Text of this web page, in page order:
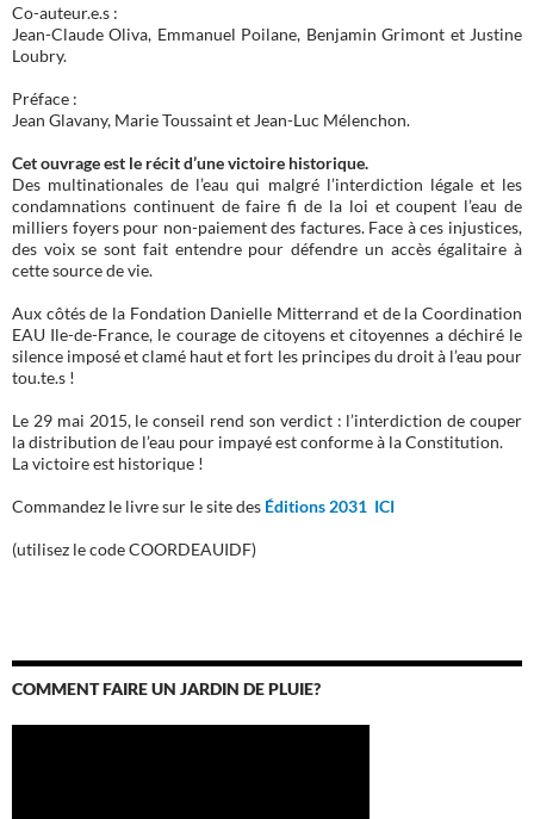
Co-auteur.e.s :
Jean-Claude Oliva, Emmanuel Poilane, Benjamin Grimont et Justine
Loubry.
Préface :
Jean Glavany, Marie Toussaint et Jean-Luc Mélenchon.
Cet ouvrage est le récit d’une victoire historique.
Des multinationales de l’eau qui malgré l’interdiction légale et les
condamnations continuent de faire fi de la loi et coupent l’eau de
milliers foyers pour non-paiement des factures. Face à ces injustices,
des voix se sont fait entendre pour défendre un accès égalitaire à
cette source de vie.
Aux côtés de la Fondation Danielle Mitterrand et de la Coordination
EAU Ile-de-France, le courage de citoyens et citoyennes a déchiré le
silence imposé et clamé haut et fort les principes du droit à l’eau pour
tou.te.s !
Le 29 mai 2015, le conseil rend son verdict : l’interdiction de couper
la distribution de l’eau pour impayé est conforme à la Constitution.
La victoire est historique !
Commandez le livre sur le site des Éditions 2031 ICI
(utilisez le code COORDEAUIDF)
COMMENT FAIRE UN JARDIN DE PLUIE?